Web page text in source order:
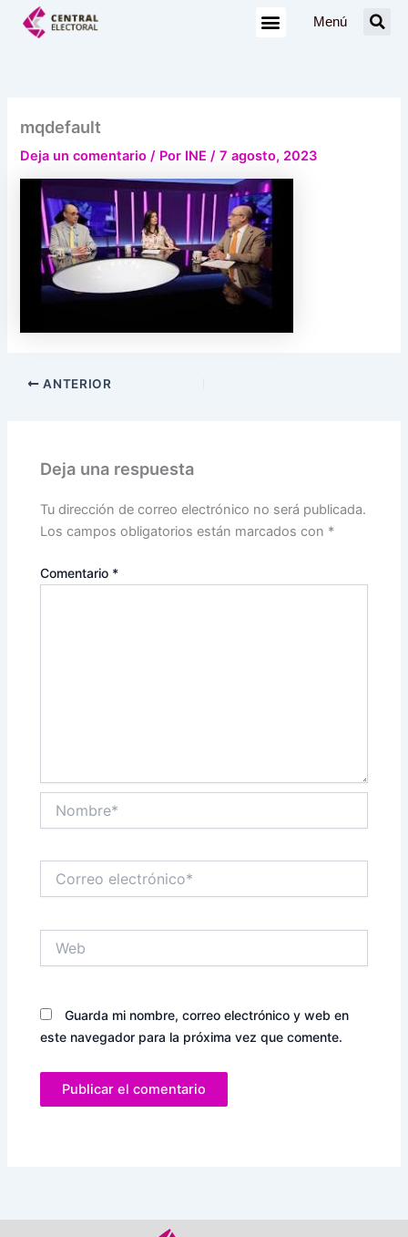
Menú
mqdefault
Deja un comentario / Por INE/7 agosto, 2023
ANTERIOR
Deja una respuesta
Tu dirección de correo electrónico no será publicada.
Los campos obligatorios están marcados con *
Comentario *
electrónico*
Guarda mi nombre, correo electrónico y web en
este navegador para la próxima vez que comente.